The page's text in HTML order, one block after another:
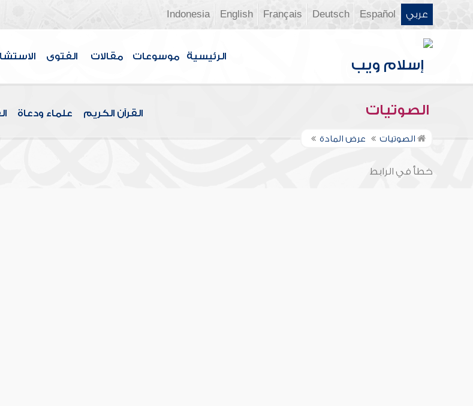
عربي Español
Deutsch
Français
English
Indonesia
الرئيسية موسوعات مقالات الفتوى
الصوتيات القرآن الكريم علماء ودعاة
الصوتيات عرض المادة
خطأ في الرابط